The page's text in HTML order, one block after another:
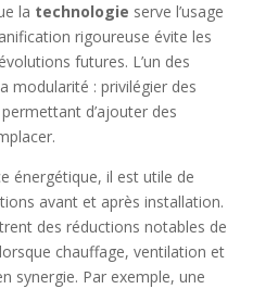
la technologie serve l’usage
rigoureuse évite les
futures. L’un des
modularité : privilégier des
d’ajouter des
énergétique, il est utile de
avant et après installation.
des réductions notables de
chauffage, ventilation et
synergie. Par exemple, une